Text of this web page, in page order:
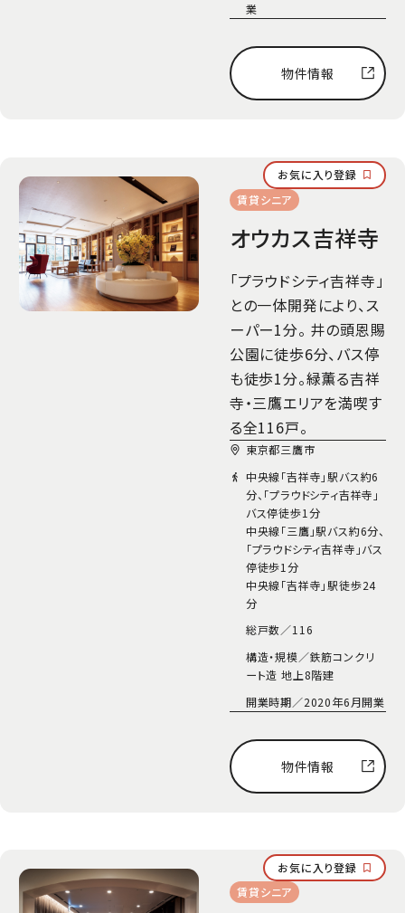
業
物件情報
賃貸シニア
お気に入り登録
オウカス吉祥寺
「プラウドシティ吉祥寺」
との一体開発により、ス
ーパー1分。 井の頭恩賜
公園に徒歩6分、バス停
も徒歩1分。緑薫る吉祥
寺・三鷹エリアを満喫す
る全116戸。
東京都三鷹市
中央線「吉祥寺」駅バス約6
分、「プラウドシティ吉祥寺」
バス停徒歩1分
中央線「三鷹」駅バス約6分、
「プラウドシティ吉祥寺」バス
停徒歩1分
中央線「吉祥寺」駅徒歩24
分
総戸数／116
構造・規模／鉄筋コンクリ
ート造 地上8階建
開業時期／2020年6月開業
物件情報
賃貸シニア
お気に入り登録